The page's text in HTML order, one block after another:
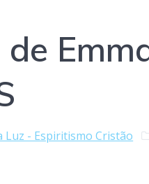
Luz - Espiritismo Cristão